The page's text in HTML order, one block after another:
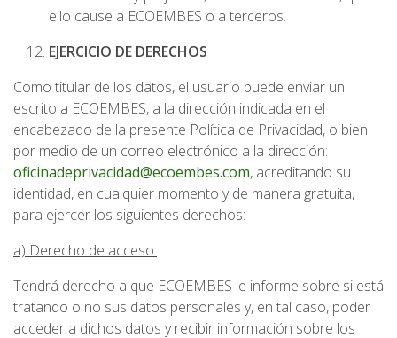
ello cause a ECOEMBES o a terceros.
EJERCICIO DE DERECHOS
Como titular de los datos, el usuario puede enviar un
escrito a ECOEMBES, a la dirección indicada en el
encabezado de la presente Política de Privacidad, o bien
por medio de un correo electrónico a la dirección:
oficinadeprivacidad@ecoembes.com, acreditando su
identidad, en cualquier momento y de manera gratuita,
para ejercer los siguientes derechos:
a) Derecho de acceso:
Tendrá derecho a que ECOEMBES le informe sobre si está
tratando o no sus datos personales y, en tal caso, poder
acceder a dichos datos y recibir información sobre los